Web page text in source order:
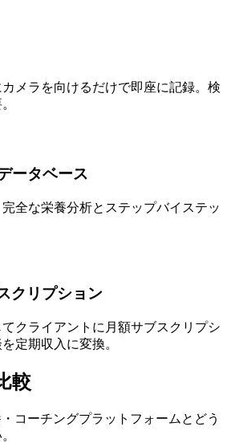
メラを向けるだけで即座に記録。検
ータベース
全な栄養分析とステップバイステッ
クリプション
クライアントに月額サブスクリプシ
定期収入に変換。
較
コーチングプラットフォームとどう